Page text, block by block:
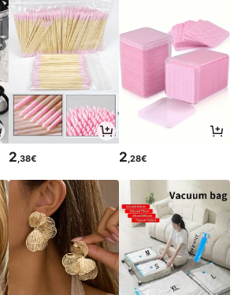
2 ,38€ 2 ,28€